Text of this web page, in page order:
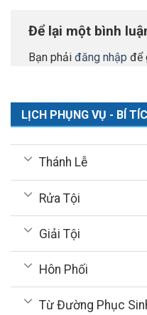
Để lại một bình
Bạn phải đăng nhập để
LỊCH PHỤNG VỤ - BÍ
Thánh Lễ
Rửa Tội
Giải Tội
Hôn Phối
Từ Đường Phục